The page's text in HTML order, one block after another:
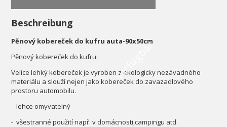
r
Beschreibung
Pěnový kobereček do kufru auta-90x50cm
Pěnový kobereček do kufru:
Velice lehký kobereček je vyroben z ekologicky nezávadného
materiálu a slouží nejen jako kobereček do zavazadlového
prostoru automobilu.
- lehce omyvatelný
- všestranné použití např. v domácnosti,campingu atd.